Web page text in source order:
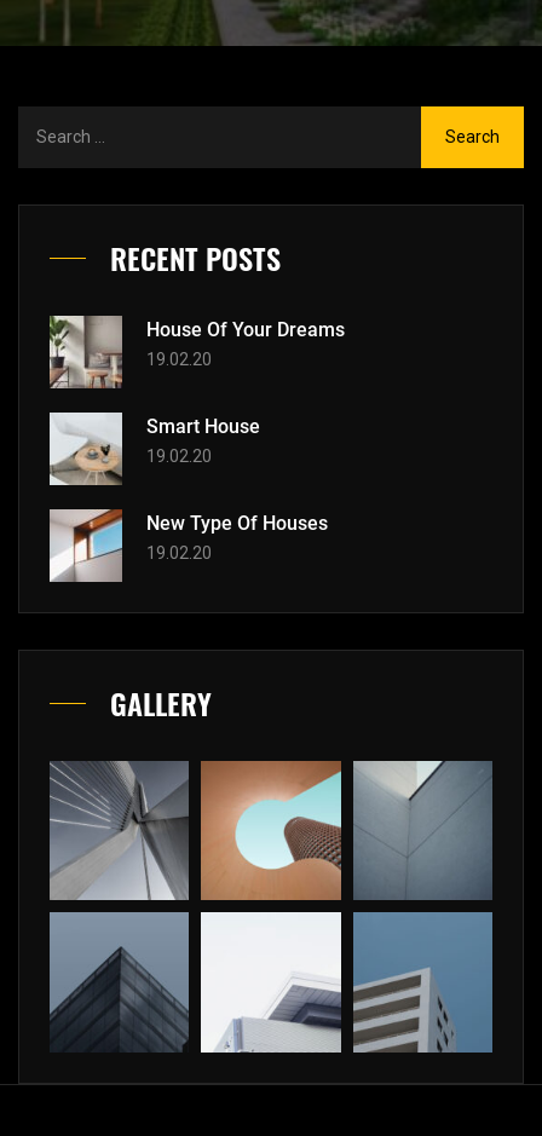
RECENT POSTS
House Of Your Dreams
19.02.20
Smart House
19.02.20
New Type Of Houses
19.02.20
GALLERY